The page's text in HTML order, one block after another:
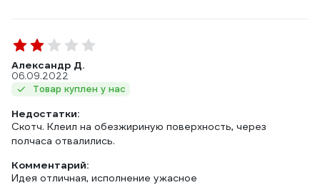
Александр Д.
06.09.2022
Товар куплен у нас
Недостатки:
Скотч. Клеил на обезжириную поверхность, через
полчаса отвалились.
Комментарий:
Идея отличная, исполнение ужасное